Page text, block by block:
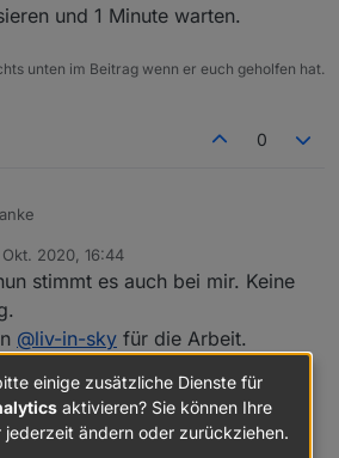
und 1 Minute warten.
unten im Beitrag wenn er euch geholfen hat.
0
2020, 16:44
von
stimmt es auch bei mir. Keine
@liv-in-sky für die Arbeit.
Sonos, Alaxa
0
einige zusätzliche Dienste für
aktivieren? Sie können Ihre
ändern oder zurückziehen.